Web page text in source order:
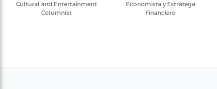
Cultural and Entertainment
Columnist
Economista y Estratega
Financiero